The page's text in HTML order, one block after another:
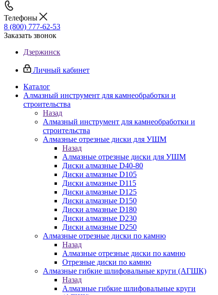
Телефоны
8 (800) 777-62-53
Заказать звонок
Дзержинск
Личный кабинет
Каталог
Алмазный инструмент для камнеобработки и
строительства
Назад
Алмазный инструмент для камнеобработки и
строительства
Алмазные отрезные диски для УШМ
Назад
Алмазные отрезные диски для УШМ
Диски алмазные D40-80
Диски алмазные D105
Диски алмазные D115
Диски алмазные D125
Диски алмазные D150
Диски алмазные D180
Диски алмазные D230
Диски алмазные D250
Алмазные отрезные диски по камню
Назад
Алмазные отрезные диски по камню
Отрезные диски по камню
Алмазные гибкие шлифовальные круги (АГШК)
Назад
Алмазные гибкие шлифовальные круги